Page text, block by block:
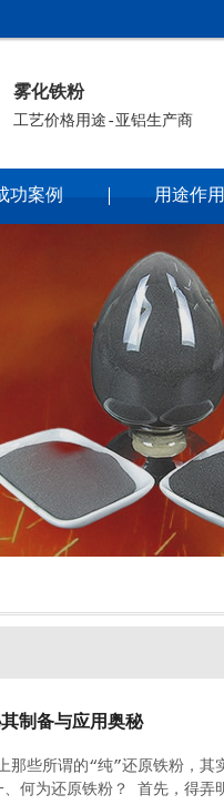
雾化铁粉
工艺价格用途-亚铝生产商
功案例 用途作用
制备与应用奥秘
那些所谓的“纯”还原铁粉，
何为还原铁粉？ 首先，得弄